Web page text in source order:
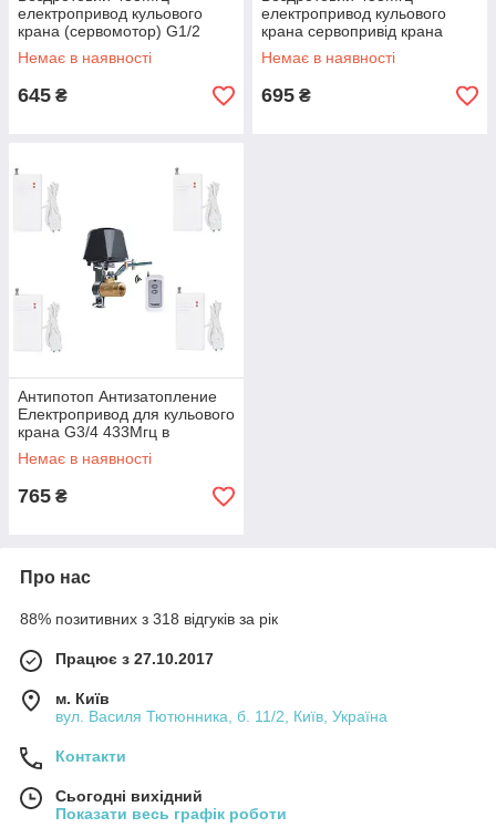
електропривод кульового
крана (сервомотор) G1/2
(DN15A) управляється
пультом
Немає в наявності
645 ₴
електропривод кульового
крана сервопривід крана
G3/4 (DN20A) управляється
пультом
Немає в наявності
695 ₴
Антипотоп Антизатопление
Електропривод для кульового
крана G3/4 433Мгц в
комплекті з датчик
затоплення 433Мгц
Немає в наявності
765 ₴
Про нас
88% позитивних з 318 відгуків за рік
Працює з 27.10.2017
м. Київ
вул. Василя Тютюнника, б. 11/2, Київ, Україна
Контакти
Сьогодні вихідний
Показати весь графік роботи